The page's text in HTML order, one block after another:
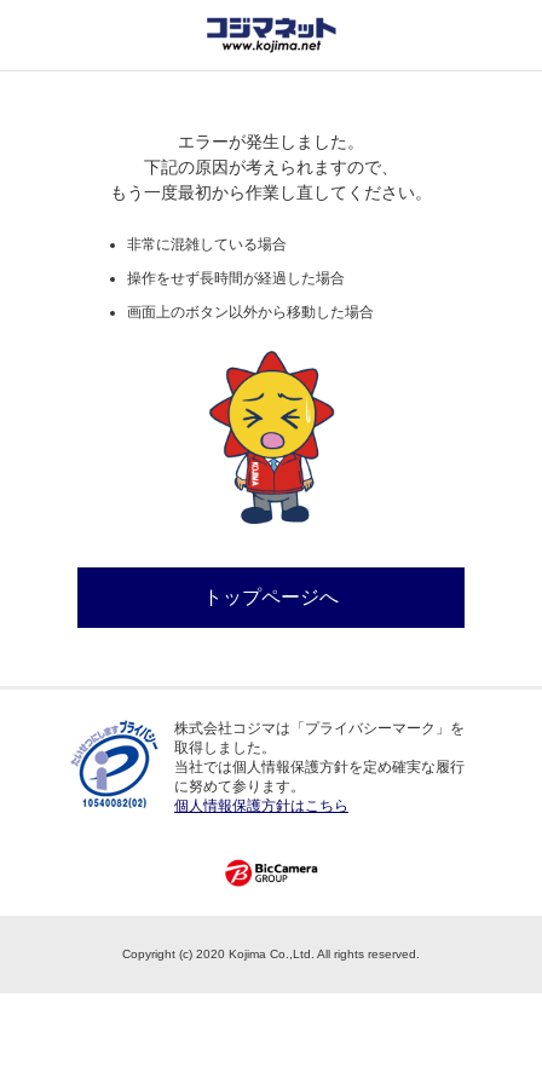
エラーが発生しました。
下記の原因が考えられますので、
もう一度最初から作業し直してください。
非常に混雑している場合
操作をせず長時間が経過した場合
画面上のボタン以外から移動した場合
トップページへ
株式会社コジマは「プライバシーマーク」を
取得しました。
当社では個人情報保護方針を定め確実な履行
に努めて参ります。
個人情報保護方針はこちら
Copyright (c) 2020 Kojima Co.,Ltd. All rights reserved.